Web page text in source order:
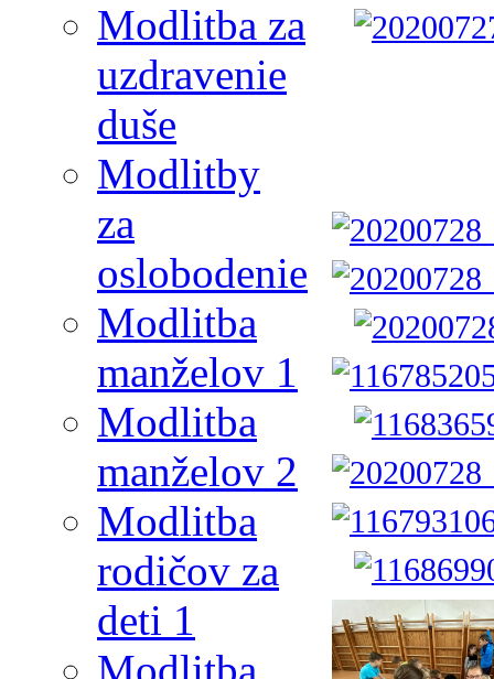
Modlitba za
uzdravenie
duše
Modlitby
za
oslobodenie
Modlitba
manželov 1
Modlitba
manželov 2
Modlitba
rodičov za
deti 1